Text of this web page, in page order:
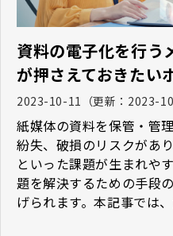
資料の電子化を行う
が押さえておきたい
2023-10-11 （更新： 2023-
紙媒体の資料を保管・管
紛失、破損のリスクがあ
といった課題が生まれや
題を解決するための手段
げられます。本記事では
や注意点、具体的な方法